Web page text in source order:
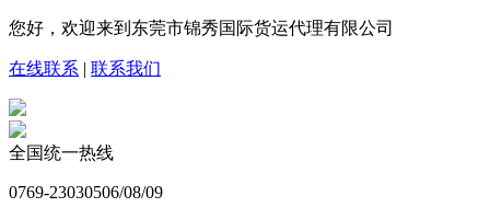
您好，欢迎来到东莞市锦秀国际货运代理有限公司
在线联系 | 联系我们
全国统一热线
0769-23030506/08/09